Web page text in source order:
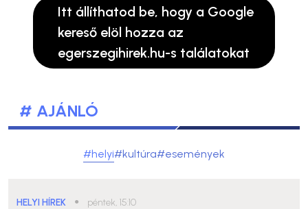
Itt állíthatod be, hogy a Google
kereső elöl hozza az
egerszegihirek.hu-s találatokat
# AJÁNLÓ
#helyi#kultúra#események
HELYI HÍREK ● péntek, 15:10